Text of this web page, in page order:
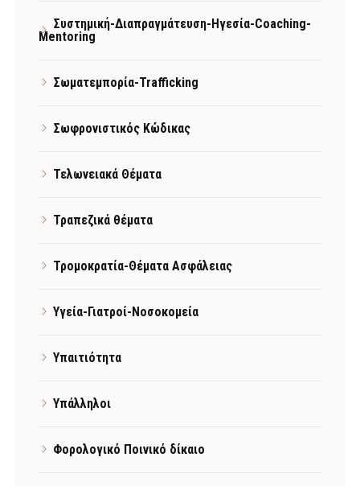
Συστημική-Διαπραγμάτευση-Ηγεσία-Coaching-
Mentoring
Σωματεμπορία-Trafficking
Σωφρονιστικός Κώδικας
Τελωνειακά Θέματα
Τραπεζικά θέματα
Τρομοκρατία-Θέματα Ασφάλειας
Υγεία-Γιατροί-Νοσοκομεία
Υπαιτιότητα
Υπάλληλοι
Φορολογικό Ποινικό δίκαιο